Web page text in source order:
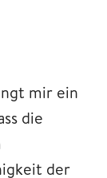
mir ein
die
der